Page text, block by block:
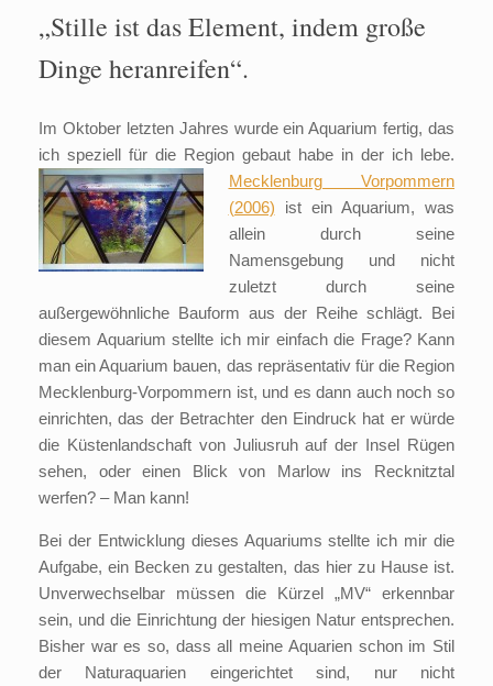
„Stille ist das Element, indem große
Dinge heranreifen“.
Im Oktober letzten Jahres wurde ein Aquarium fertig, das
ich speziell für die Region gebaut habe in der ich lebe.
Mecklenburg Vorpommern
(2006) ist ein Aquarium, was
allein durch seine
Namensgebung und nicht
zuletzt durch seine
außergewöhnliche Bauform aus der Reihe schlägt. Bei
diesem Aquarium stellte ich mir einfach die Frage? Kann
man ein Aquarium bauen, das repräsentativ für die Region
Mecklenburg-Vorpommern ist, und es dann auch noch so
einrichten, das der Betrachter den Eindruck hat er würde
die Küstenlandschaft von Juliusruh auf der Insel Rügen
sehen, oder einen Blick von Marlow ins Recknitztal
werfen? – Man kann!
Bei der Entwicklung dieses Aquariums stellte ich mir die
Aufgabe, ein Becken zu gestalten, das hier zu Hause ist.
Unverwechselbar müssen die Kürzel „MV“ erkennbar
sein, und die Einrichtung der hiesigen Natur entsprechen.
Bisher war es so, dass all meine Aquarien schon im Stil
der Naturaquarien eingerichtet sind, nur nicht